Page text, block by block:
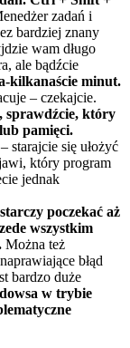
zadań i
bardziej znany
wam długo
ale bądźcie
kilkanaście minut.
– czekajcie.
sprawdźcie, który
pamięci.
starajcie się ułożyć
który program
jednak
poczekać aż
wszystkim
Można też
błąd
bardzo duże
w trybie